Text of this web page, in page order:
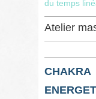
du temps
Atelier
CHAKRA